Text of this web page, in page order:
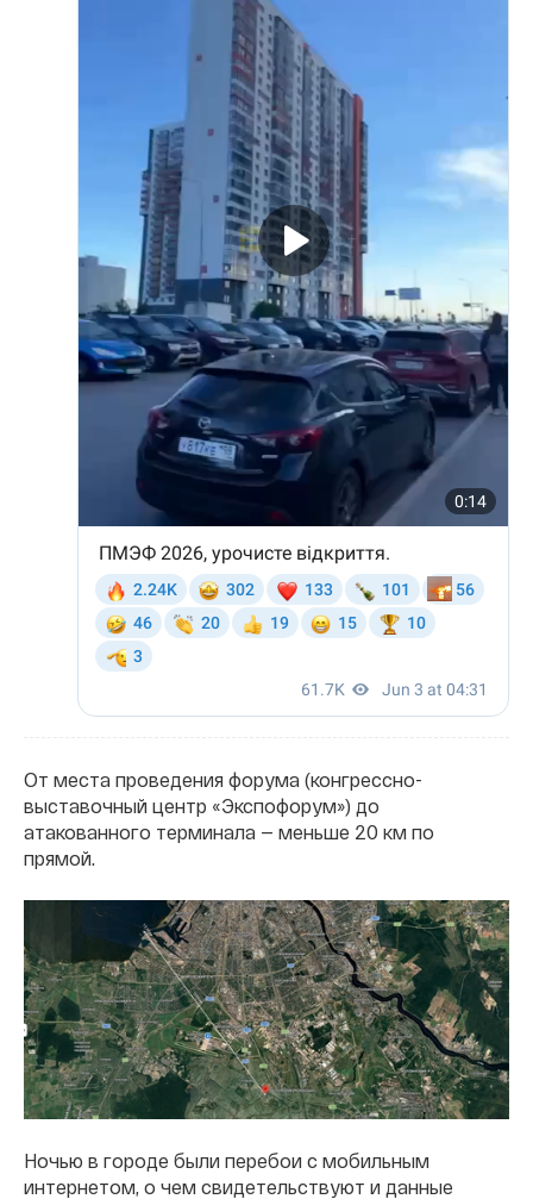
От места проведения форума (конгрессно-
выставочный центр «Экспофорум») до
атакованного терминала — меньше 20 км по
прямой.
Ночью в городе были перебои с мобильным
интернетом, о чем свидетельствуют и данные